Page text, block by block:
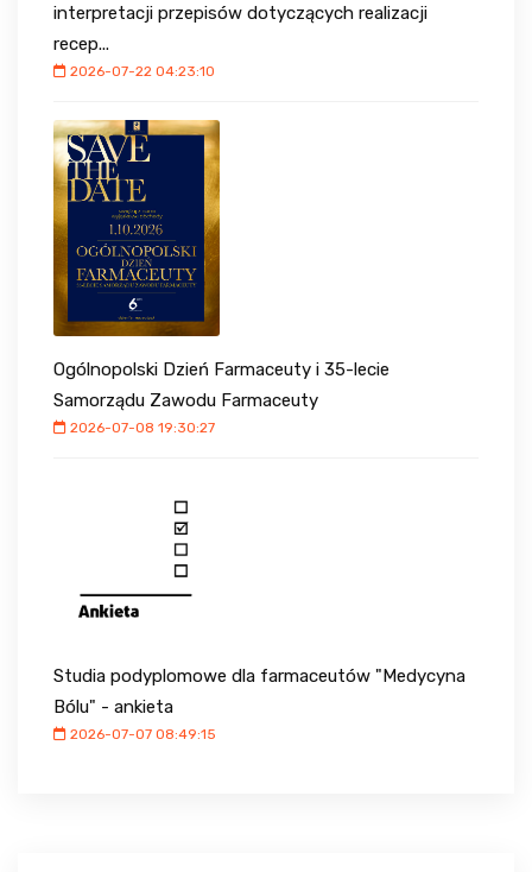
interpretacji przepisów dotyczących realizacji
recep...
2026-07-22 04:23:10
Ogólnopolski Dzień Farmaceuty i 35-lecie
Samorządu Zawodu Farmaceuty
2026-07-08 19:30:27
Studia podyplomowe dla farmaceutów "Medycyna
Bólu" - ankieta
2026-07-07 08:49:15